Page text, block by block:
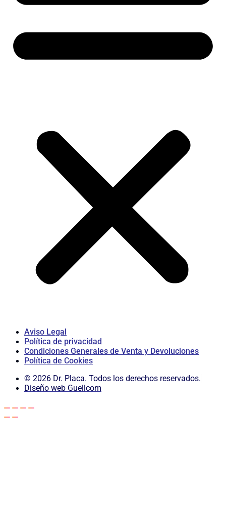
Aviso Legal
Política de privacidad
Condiciones Generales de Venta y Devoluciones
Política de Cookies
© 2026 Dr. Placa. Todos los derechos reservados.
Diseño web Guellcom